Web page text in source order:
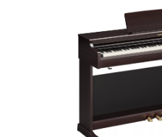
Sintetizadores & samplers
Auriculares